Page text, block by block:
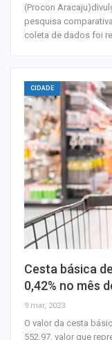
(Procon
pesquisa
coleta de dados foi
CIDADE
Cesta básica
0,42% no mês
9 mar, 2023
O valor da cesta
552,97, valor que